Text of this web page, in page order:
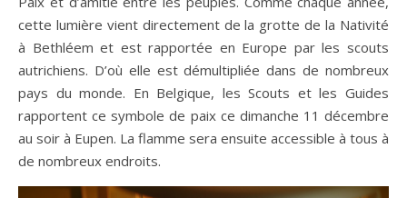
cette lumière vient directement de la grotte de la Nativité
à Bethléem et est rapportée en Europe par les scouts
autrichiens. D’où elle est démultipliée dans de nombreux
pays du monde. En Belgique, les Scouts et les Guides
rapportent ce symbole de paix ce dimanche 11 décembre
au soir à Eupen. La flamme sera ensuite accessible à tous à
de nombreux endroits.